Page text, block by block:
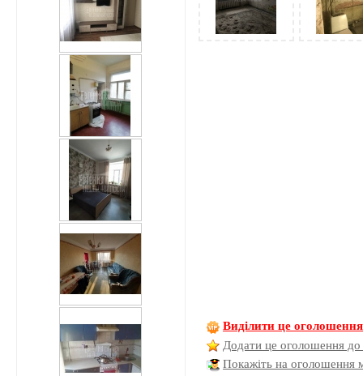
Виділити це оголошення
Додати це оголошення до
Покажіть на оголошення